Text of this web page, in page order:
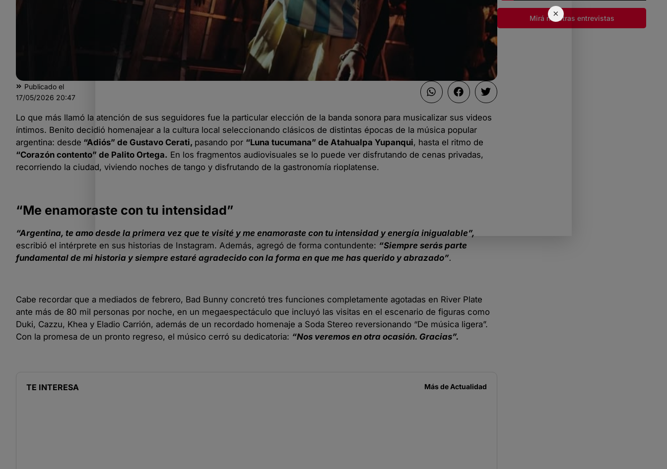
×
Publicado el
17/05/2026 20:47
Lo que más llamó la atención de sus seguidores fue la particular elección de la banda sonora para musicalizar sus videos
íntimos. Benito decidió homenajear a la cultura local seleccionando clásicos de distintas épocas de la música popular
argentina: desde “Adiós” de Gustavo Cerati, pasando por “Luna tucumana” de Atahualpa Yupanqui, hasta el ritmo de
“Corazón contento” de Palito Ortega. En los fragmentos audiovisuales se lo puede ver disfrutando de cenas privadas,
recorriendo la ciudad, viviendo noches de tango y disfrutando de la gastronomía rioplatense.
“Me enamoraste con tu intensidad”
“Argentina, te amo desde la primera vez que te visité y me enamoraste con tu intensidad y energía inigualable”,
escribió el intérprete en sus historias de Instagram. Además, agregó de forma contundente: “Siempre serás parte
fundamental de mi historia y siempre estaré agradecido con la forma en que me has querido y abrazado”.
Cabe recordar que a mediados de febrero, Bad Bunny concretó tres funciones completamente agotadas en River Plate
ante más de 80 mil personas por noche, en un megaespectáculo que incluyó las visitas en el escenario de figuras como
Duki, Cazzu, Khea y Eladio Carrión, además de un recordado homenaje a Soda Stereo reversionando “De música ligera”.
Con la promesa de un pronto regreso, el músico cerró su dedicatoria: “Nos veremos en otra ocasión. Gracias”.
TE INTERESA Más de Actualidad
Mirá nuestras entrevistas